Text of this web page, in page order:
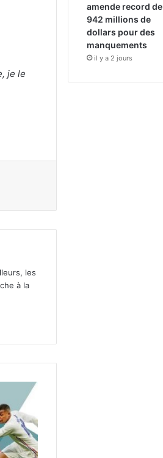
je le
les
à la
amende record de
942 millions de
dollars pour des
manquements
il y a 2 jours